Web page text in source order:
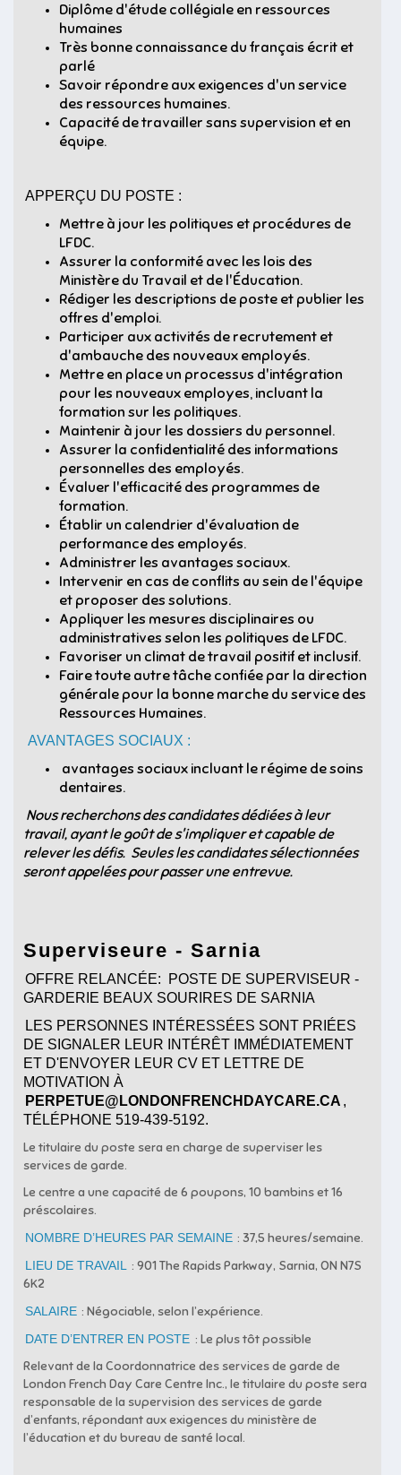
Diplôme d'étude collégiale en ressources
humaines
Très bonne connaissance du français écrit et
parlé
Savoir répondre aux exigences d'un service
des ressources humaines.
Capacité de travailler sans supervision et en
équipe.
APPERÇU DU POSTE :
Mettre à jour les politiques et procédures de
LFDC.
Assurer la conformité avec les lois des
Ministère du Travail et de l'Éducation.
Rédiger les descriptions de poste et publier les
offres d'emploi.
Participer aux activités de recrutement et
d'ambauche des nouveaux employés.
Mettre en place un processus d'intégration
pour les nouveaux employes, incluant la
formation sur les politiques.
Maintenir à jour les dossiers du personnel.
Assurer la confidentialité des informations
personnelles des employés.
Évaluer l'efficacité des programmes de
formation.
Établir un calendrier d'évaluation de
performance des employés.
Administrer les avantages sociaux.
Intervenir en cas de conflits au sein de l'équipe
et proposer des solutions.
Appliquer les mesures disciplinaires ou
administratives selon les politiques de LFDC.
Favoriser un climat de travail positif et inclusif.
Faire toute autre tâche confiée par la direction
générale pour la bonne marche du service des
Ressources Humaines.
AVANTAGES SOCIAUX :
avantages sociaux incluant le régime de soins
dentaires.
Nous recherchons des candidates dédiées à leur
travail, ayant le goût de s'impliquer et capable de
relever les défis. Seules les candidates sélectionnées
seront appelées pour passer une entrevue.
Superviseure - Sarnia
OFFRE RELANCÉE: POSTE DE SUPERVISEUR -
GARDERIE BEAUX SOURIRES DE SARNIA
LES PERSONNES INTÉRESSÉES SONT PRIÉES
DE SIGNALER LEUR INTÉRÊT IMMÉDIATEMENT
ET D'ENVOYER LEUR CV ET LETTRE DE
MOTIVATION À
PERPETUE@LONDONFRENCHDAYCARE.CA ,
TÉLÉPHONE 519-439-5192.
Le titulaire du poste sera en charge de superviser les
services de garde.
Le centre a une capacité de 6 poupons, 10 bambins et 16
préscolaires.
NOMBRE D’HEURES PAR SEMAINE : 37,5 heures/semaine.
LIEU DE TRAVAIL
: 901 The Rapids Parkway, Sarnia, ON N7S
6K2
SALAIRE : Négociable, selon l’expérience.
DATE D’ENTRER EN POSTE : Le plus tôt possible
Relevant de la Coordonnatrice des services de garde de
London French Day Care Centre Inc., le titulaire du poste sera
responsable de la supervision des services de garde
d’enfants, répondant aux exigences du ministère de
l’éducation et du bureau de santé local.